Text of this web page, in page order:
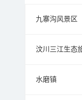
九寨沟风景区
水磨镇